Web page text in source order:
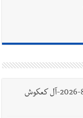
وفاة الحاجة رقية محمد حمودة -الدفن -6-8-2026-آل كعكوش